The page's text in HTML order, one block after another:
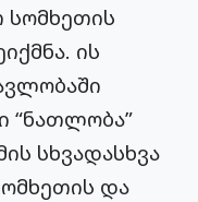
სომხეთის
ის
“ნათლობა”
სხვადასხვა
და